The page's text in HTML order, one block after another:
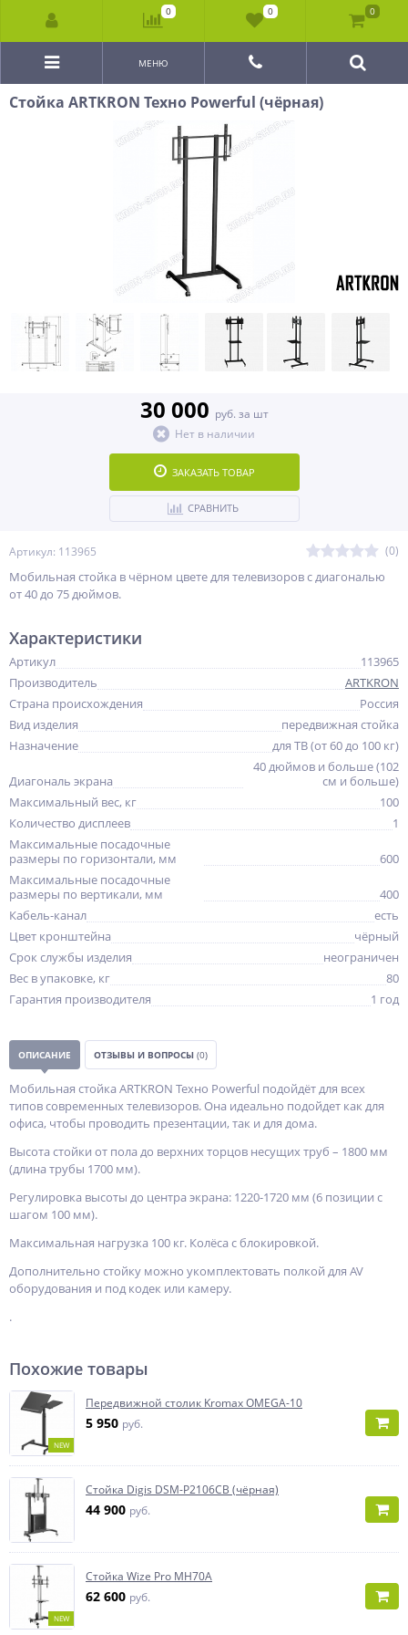
МЕНЮ
Стойка ARTKRON Техно Powerful (чёрная)
Артикул: 113965 (0)
Мобильная стойка в чёрном цвете для телевизоров с диагональю
от 40 до 75 дюймов.
30 000 руб. за шт
Нет в наличии
ЗАКАЗАТЬ ТОВАР
СРАВНИТЬ
Характеристики
Артикул
113965
Производитель
ARTKRON
Страна происхождения
Россия
Вид изделия
передвижная стойка
Назначение
для ТВ (от 60 до 100 кг)
Диагональ экрана
40 дюймов и больше (102
см и больше)
Максимальный вес, кг
100
Количество дисплеев
1
Максимальные посадочные
размеры по горизонтали, мм
600
Максимальные посадочные
размеры по вертикали, мм
400
Кабель-канал
есть
Цвет кронштейна
чёрный
Срок службы изделия
неограничен
Вес в упаковке, кг
80
Гарантия производителя
1 год
ОПИСАНИЕ ОТЗЫВЫ И ВОПРОСЫ (0)
Мобильная стойка ARTKRON Техно Powerful подойдёт для всех
типов современных телевизоров. Она идеально подойдет как для
офиса, чтобы проводить презентации, так и для дома.
Высота стойки от пола до верхних торцов несущих труб – 1800 мм
(длина трубы 1700 мм).
Регулировка высоты до центра экрана: 1220-1720 мм (6 позиции с
шагом 100 мм).
Максимальная нагрузка 100 кг. Колёса с блокировкой.
Дополнительно стойку можно укомплектовать полкой для AV
оборудования и под кодек или камеру.
.
Похожие товары
NEW
Передвижной столик Kromax OMEGA-10
5 950 руб.
Стойка Digis DSM-P2106CB (чёрная)
44 900 руб.
NEW
Стойка Wize Pro MH70A
62 600 руб.
0 0 0